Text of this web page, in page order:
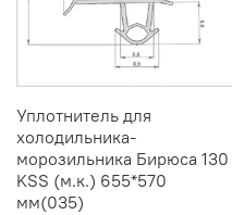
Уплотнитель для
холодильника-
морозильника Бирюса 130
KSS (м.к.) 655*570
мм(035)